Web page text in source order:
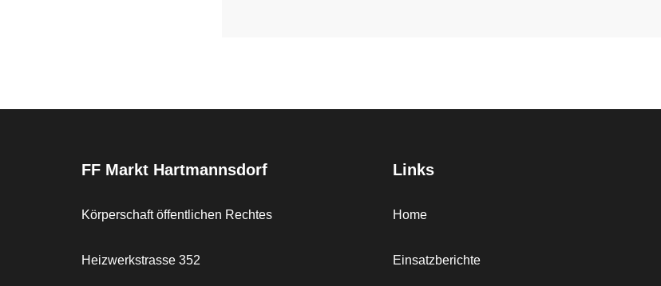
FF Markt Hartmannsdorf
Körperschaft öffentlichen Rechtes
Heizwerkstrasse 352
Links
Home
Einsatzberichte